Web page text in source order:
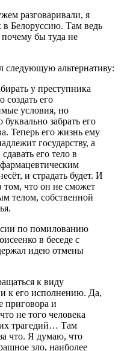
разговаривали, я
в Белоруссию. Там ведь
почему бы туда не
следующую альтернативу:
у преступника
создать его
условия, но
забрать его
Теперь его жизнь ему
государству, а
его тело в
и страдать будет. И
том, что он не сможет
телом, собственной
по помилованию
в беседе с
идею отмены
к виду
и к его исполнению. Да,
приговора и
не того человека
трагедий… Там
что. Я думаю, что
зло, наиболее